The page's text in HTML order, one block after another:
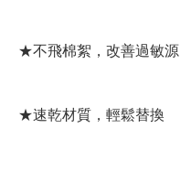
★不飛棉絮，改善過敏源
★速乾材質，輕鬆替換